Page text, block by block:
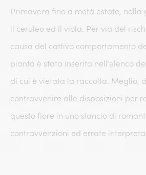
Primavera fino a metà estate,
il ceruleo ed il viola. Per via del
causa del cattivo comportamento
pianta è stata inserita nell’elenco
di cui è vietata la raccolta. Meglio,
contravvenire alle disposizioni per
questo fiore in uno slancio di
contravvenzioni ed errate